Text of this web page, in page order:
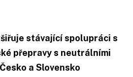
stávající spolupráci s
přepravy s neutrálními
a Slovensko